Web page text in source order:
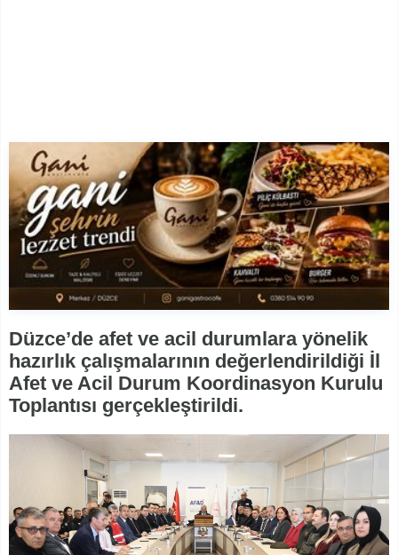
Düzce’de afet ve acil durumlara yönelik
hazırlık çalışmalarının değerlendirildiği İl
Afet ve Acil Durum Koordinasyon Kurulu
Toplantısı gerçekleştirildi.